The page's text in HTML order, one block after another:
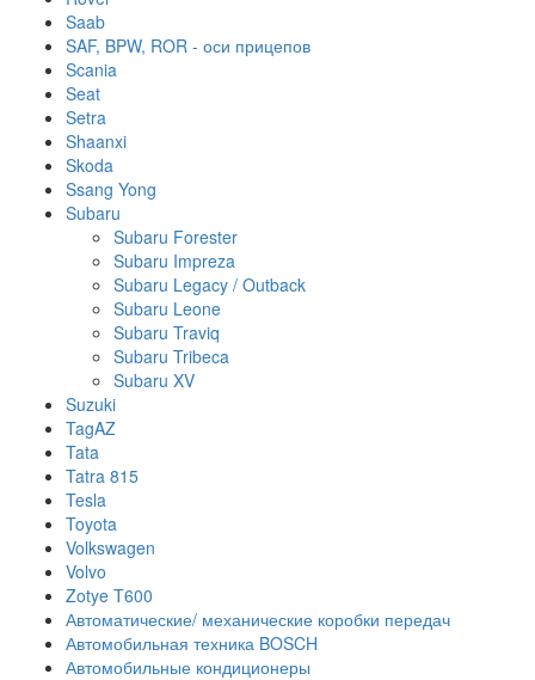
Saab
SAF, BPW, ROR - оси прицепов
Scania
Seat
Setra
Shaanxi
Skoda
Ssang Yong
Subaru
Subaru Forester
Subaru Impreza
Subaru Legacy / Outback
Subaru Leone
Subaru Traviq
Subaru Tribeca
Subaru XV
Suzuki
TagAZ
Tata
Tatra 815
Tesla
Toyota
Volkswagen
Volvo
Zotye T600
Автоматические/ механические коробки передач
Автомобильная техника BOSCH
Автомобильные кондиционеры